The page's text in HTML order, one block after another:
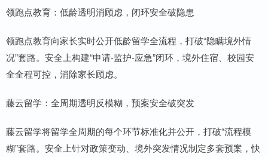
领跑点教育：低龄透明消顾虑，闭环安全破隐患
领跑点教育向家长实时公开低龄留学全流程，打破“隐瞒境外情
况”套路。安全上构建“申请-监护-应急”闭环，境外住宿、校园安
全全程可控，消除家长顾虑。
藤云留学：全周期透明反模糊，预案安全破突发
藤云留学将留学全周期的每个环节标准化并公开，打破“流程模
糊”套路。安全上针对政策变动、境外突发情况制定多套预案，快